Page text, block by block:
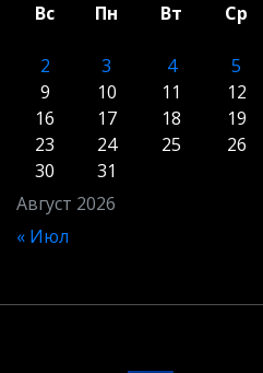
Август 2026
Вс Пн Вт Ср
2
3 4 5
9
10 11 12
16
17 18 19
23
24 25 26
30
31
« Июл